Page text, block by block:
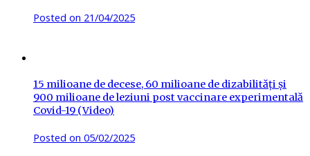
Posted on 21/04/2025
15 milioane de decese, 60 milioane de dizabilități și
900 milioane de leziuni post vaccinare experimentală
Covid-19 (Video)
Posted on 05/02/2025